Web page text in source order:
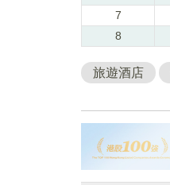
7
8
旅遊酒店